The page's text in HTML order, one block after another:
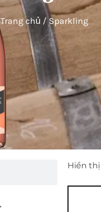
Trang chủ / Sparkling
Hiển